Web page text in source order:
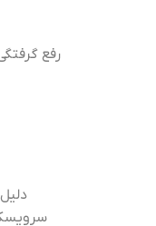
رفع